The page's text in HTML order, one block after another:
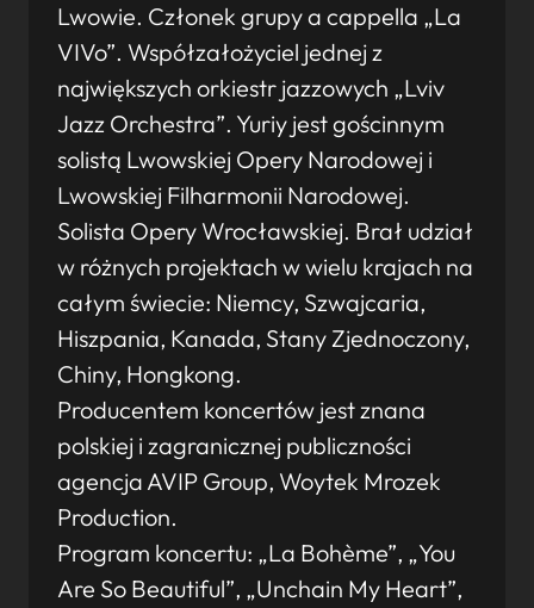
Lwowie. Członek grupy a cappella „La
VIVo”. Współzałożyciel jednej z
największych orkiestr jazzowych „Lviv
Jazz Orchestra”. Yuriy jest gościnnym
solistą Lwowskiej Opery Narodowej i
Lwowskiej Filharmonii Narodowej.
Solista Opery Wrocławskiej. Brał udział
w różnych projektach w wielu krajach na
całym świecie: Niemcy, Szwajcaria,
Hiszpania, Kanada, Stany Zjednoczony,
Chiny, Hongkong.
Producentem koncertów jest znana
polskiej i zagranicznej publiczności
agencja AVIP Group, Woytek Mrozek
Production.
Program koncertu: „La Bohème”, „You
Are So Beautiful”, „Unchain My Heart”,